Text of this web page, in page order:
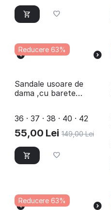
Reducere 63%
Sandale usoare de
dama ,cu barete
36 · 37 · 38 · 40 · 42
55,00 Lei 149,00 Lei
Reducere 63%